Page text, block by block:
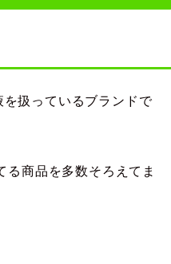
扱っているブランドで
る商品を多数そろえてま